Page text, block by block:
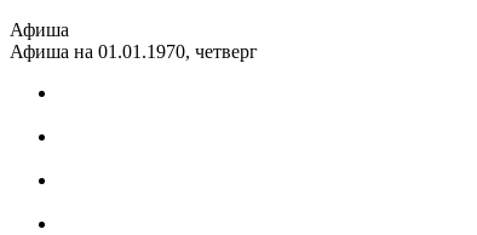
Афиша
Афиша на 01.01.1970, четверг